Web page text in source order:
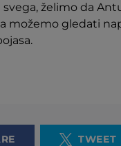
svega, želimo da
možemo gledati
TWEET